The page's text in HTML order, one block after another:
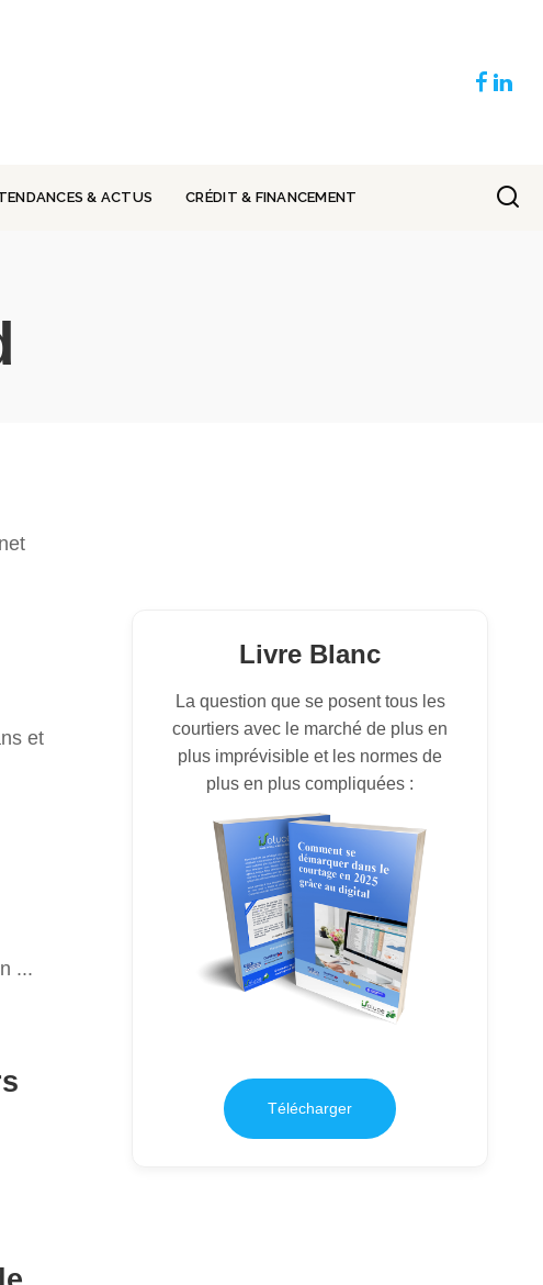
& ACTUS CRÉDIT & FINANCEMENT
et
...
Livre Blanc
La question que se posent tous les
courtiers avec le marché de plus en
plus imprévisible et les normes de
plus en plus compliquées :
Télécharger